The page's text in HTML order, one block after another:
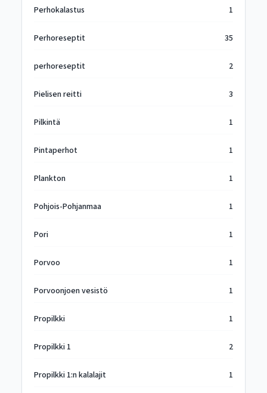
Perhokalastus 1
Perhoreseptit 35
perhoreseptit 2
Pielisen reitti 3
Pilkintä 1
Pintaperhot 1
Plankton 1
Pohjois-Pohjanmaa 1
Pori 1
Porvoo 1
Porvoonjoen vesistö 1
Propilkki 1
Propilkki 1 2
Propilkki 1:n kalalajit 1